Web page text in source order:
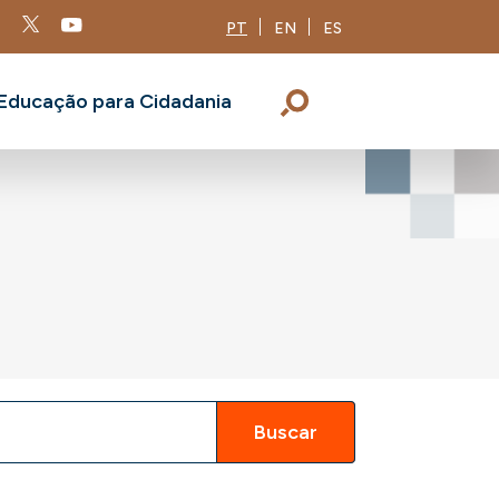
PT EN ES
para Cidadania
Buscar